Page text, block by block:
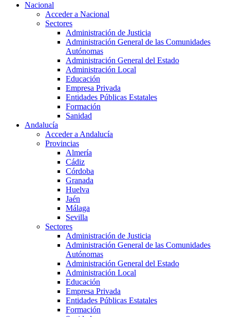
Nacional
Acceder a Nacional
Sectores
Administración de Justicia
Administración General de las Comunidades
Autónomas
Administración General del Estado
Administración Local
Educación
Empresa Privada
Entidades Públicas Estatales
Formación
Sanidad
Andalucía
Acceder a Andalucía
Provincias
Almería
Cádiz
Córdoba
Granada
Huelva
Jaén
Málaga
Sevilla
Sectores
Administración de Justicia
Administración General de las Comunidades
Autónomas
Administración General del Estado
Administración Local
Educación
Empresa Privada
Entidades Públicas Estatales
Formación